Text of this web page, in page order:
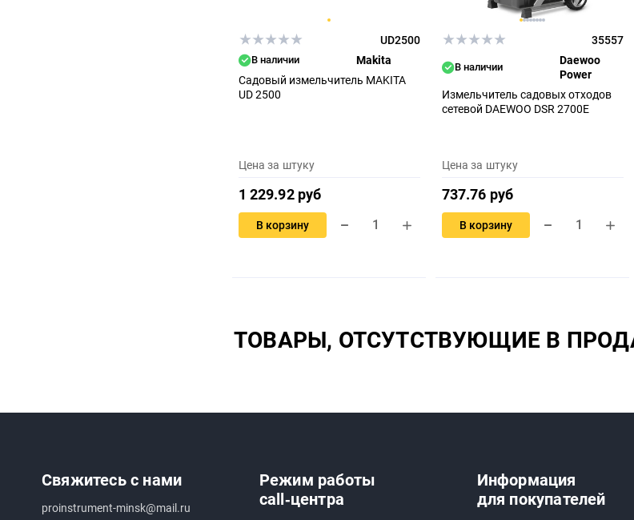
UD2500
В наличии
Makita
Садовый измельчитель MAKITA
UD 2500
Цена за штуку
1 229.92 руб
В корзину
35557
В наличии
Daewoo
Power
Измельчитель садовых отходов
сетевой DAEWOO DSR 2700E
Цена за штуку
737.76 руб
В корзину
ТОВАРЫ, ОТСУТСТВУЮЩИЕ В
Свяжитесь с нами
proinstrument-minsk@mail.ru
Режим работы
call‑центра
Информация
для покупателей